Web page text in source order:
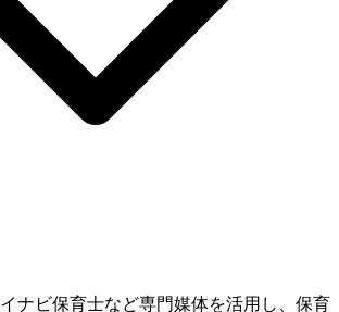
ナビ保育士など専門媒体を活用し、保育